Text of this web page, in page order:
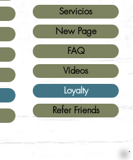
Servicios
New Page
FAQ
Vídeos
Loyalty
Refer Friends